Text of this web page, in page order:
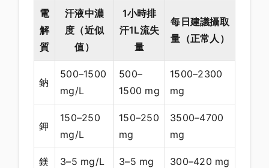
電
解
質
汗液中濃
度（近似
值）
1小時排
汗1L流失
量
每日建議攝取
量（正常人）
鈉
500–1500
mg/L
500–
1500 mg
1500–2300
mg
鉀
150–250
mg/L
150–250
mg
3500–4700
mg
鎂 3–5 mg/L 3–5 mg 300–420 mg